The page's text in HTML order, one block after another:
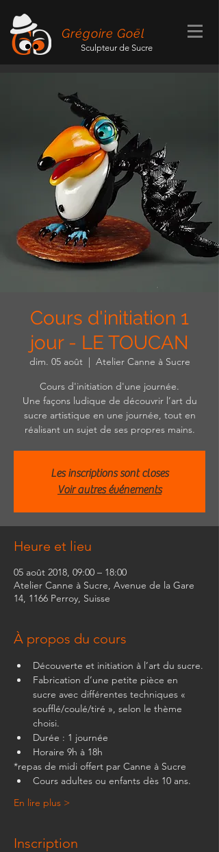
Grégoire Goël
Sculpteur de Sucre
Cours d'initiation 1
jour - LE TOUCAN
dim. 05 août
  |
Atelier Canne à Sucre
Cours d'initiation d'une journée.
Une façons ludique de découvrir l’art du
sucre artistique en une journée, tout en
réalisant un sujet de ses propres mains.
Les inscriptions sont closes
Voir autres événements
Heure et lieu
05 août 2018, 09:00 – 18:00
Atelier Canne à Sucre, Avenue de la Gare
14, 1166 Perroy, Suisse
À propos du cours
Découverte et initiation à l’art du sucre.
Fabrication d’une petite pièce en
sucre avec différentes techniques «
soufflé/coulé/tiré », selon le thème
choisi.
Durée : 1 journée
Horaire 9h à 18h
*repas de midi offert par Canne à Sucre
Cours adultes ou enfants dès 10 ans.
En lire plus >
Inscription